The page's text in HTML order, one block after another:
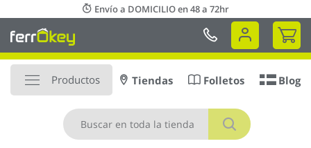
al
contenido
Envío a DOMICILIO en 48 a 72hr
Mi
Productos
Buscar
Tiendas Folletos Blog